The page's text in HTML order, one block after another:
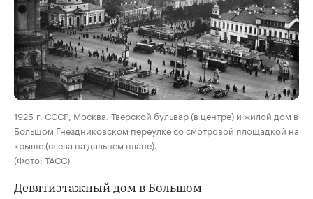
00:00 / 00:00
1925 г. СССР, Москва. Тверской бульвар (в центре) и жилой дом в
Большом Гнездниковском переулке со смотровой площадкой на
крыше (слева на дальнем плане).
(Фото: ТАСС)
Девятиэтажный дом в Большом